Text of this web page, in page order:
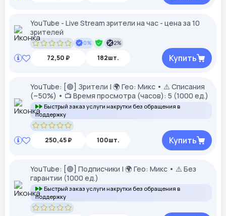
YouTube - Live Stream зрители на час - цена за 10
зрителей
0% 2%
72,50 ₽ 182шт. Купить
YouTube: [🟢] Зрители | 🌍 Гео: Микс • ⚠️ Списания
(~50%) • 📺 Время просмотра (часов): 5 (1000 ед.)
Быстрый заказ услуги накрутки без обращения в
поддержку
250,45 ₽ 100шт. Купить
YouTube: [🟢] Подписчики | 🌍 Гео: Микс • ⚠️ Без
гарантии (1000 ед.)
Быстрый заказ услуги накрутки без обращения в
поддержку